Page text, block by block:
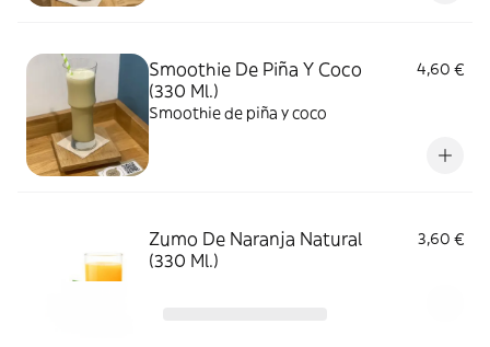
Smoothie De Piña Y Coco
(330 Ml.)
4,60 €
Smoothie de piña y coco
Zumo De Naranja Natural
(330 Ml.)
3,60 €